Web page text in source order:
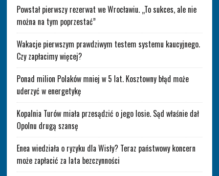
Powstał pierwszy rezerwat we Wrocławiu. „To sukces, ale nie
można na tym poprzestać”
Wakacje pierwszym prawdziwym testem systemu kaucyjnego.
Czy zapłacimy więcej?
Ponad milion Polaków mniej w 5 lat. Kosztowny błąd może
uderzyć w energetykę
Kopalnia Turów miała przesądzić o jego losie. Sąd właśnie dał
Opolnu drugą szansę
Enea wiedziała o ryzyku dla Wisły? Teraz państwowy koncern
może zapłacić za lata bezczynności